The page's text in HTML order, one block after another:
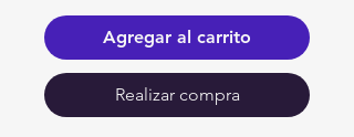
Agregar al carrito
Realizar compra